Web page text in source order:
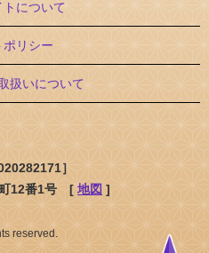
トについて
ポリシー
扱いについて
］
12番1号 [ 地図 ]
reserved.